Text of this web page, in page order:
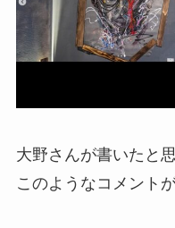
大野さんが書いたと
このようなコメント